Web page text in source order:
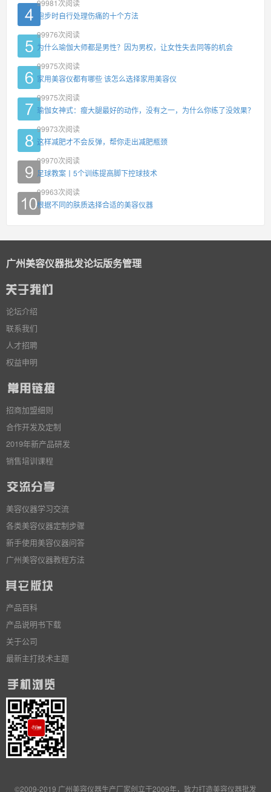
99981 次阅读
跑步时自行处理伤痛的十个方法
99976次阅读
为什么瑜伽大师都是男性？因为男权，让女性失去同等的机会
99975次阅读
家用美容仪都有哪些 该怎么选择家用美容仪
99975次阅读
瑜伽女神式：瘦大腿最好的动作，没有之一，为什么你练了没效果？
99973次阅读
这样减肥才不会反弹，帮你走出减肥瓶颈
99970次阅读
足球教案丨5个训练提高脚下控球技术
99963次阅读
根据不同的肤质选择合适的美容仪器
广州美容仪器批发论坛版务管理
论坛介绍
联系我们
人才招聘
权益申明
招商加盟细则
合作开发及定制
2019年新产品研发
销售培训课程
美容仪器学习交流
各类美容仪器定制步骤
新手使用美容仪器问答
广州美容仪器教程方法
产品百科
产品说明书下载
关于公司
最新主打技术主题
©2009-2019 广州美容仪器生产厂家创立于2009年，致力打造美容仪器批发